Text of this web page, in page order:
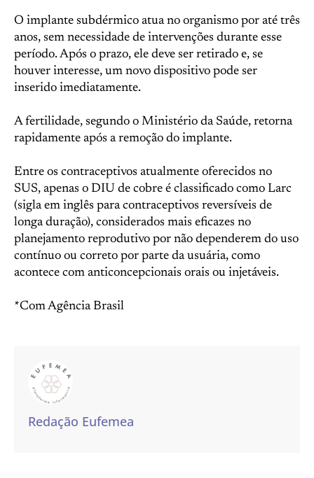
O implante subdérmico atua no organismo por até três
anos, sem necessidade de intervenções durante esse
período. Após o prazo, ele deve ser retirado e, se
houver interesse, um novo dispositivo pode ser
inserido imediatamente.
A fertilidade, segundo o Ministério da Saúde, retorna
rapidamente após a remoção do implante.
Entre os contraceptivos atualmente oferecidos no
SUS, apenas o DIU de cobre é classificado como Larc
(sigla em inglês para contraceptivos reversíveis de
longa duração), considerados mais eficazes no
planejamento reprodutivo por não dependerem do uso
contínuo ou correto por parte da usuária, como
acontece com anticoncepcionais orais ou injetáveis.
*Com Agência Brasil
Redação Eufemea